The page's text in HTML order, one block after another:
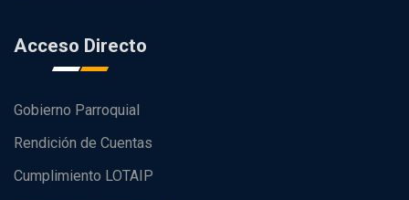
Acceso Directo
Gobierno Parroquial
Rendición de Cuentas
Cumplimiento LOTAIP